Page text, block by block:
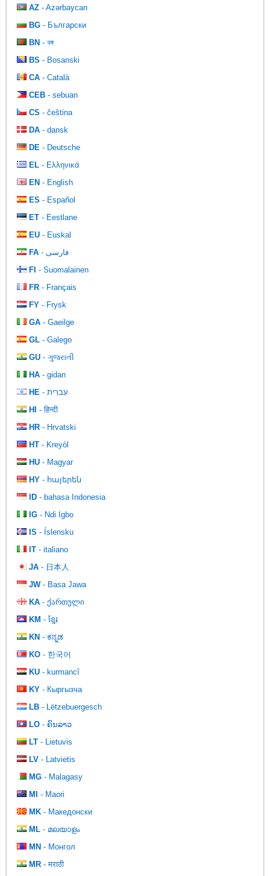
AZ - Azərbaycan
BG - Български
BN - বঙ্গ
BS - Bosanski
CA - Català
CEB - sebuan
CS - čeština
DA - dansk
DE - Deutsche
EL - Ελληνικά
EN - English
ES - Español
ET - Eestlane
EU - Euskal
FA
- فارسی
FI - Suomalainen
FR - Français
FY - Frysk
GA - Gaeilge
GL - Galego
GU - ગુજરાતી
HA - gidan
HE
- עִברִית
HI
- हिन्दी
HR - Hrvatski
HT - Kreyòl
HU - Magyar
HY - հայերեն
ID - bahasa Indonesia
IG - Ndi Igbo
IS - Íslensku
IT - italiano
JA - 日本人
JW- Basa Jawa
KA - ქართული
KM - ខ្មែរ
KN - ಕನ್ನಡ
KO - 한국어
KU - kurmancî
KY - Кыргызча
LB - Lëtzebuergesch
LO - ຄົນລາວ
LT - Lietuvis
LV - Latvietis
MG - Malagasy
MI
- Maori
MK - Македонски
ML - മലയാളം
MN - Монгол
MR - मराठी